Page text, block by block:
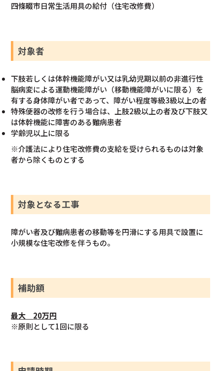
四條畷市日常生活用具の給付（住宅改修費）
対象者
下肢若しくは体幹機能障がい又は乳幼児期以前の非進行性
脳病変による運動機能障がい（移動機能障がいに限る）を
有する身体障がい者であって、障がい程度等級3級以上の者
特殊便器の改修を行う場合は、上肢2級以上の者及び下肢又
は体幹機能に障害のある難病患者
学齢児以上に限る
※介護法により住宅改修費の支給を受けられるものは対象
者から除くものとする
対象となる工事
障がい者及び難病患者の移動等を円滑にする用具で設置に
小規模な住宅改修を伴うもの。
補助額
最大 20万円
※原則として1回に限る